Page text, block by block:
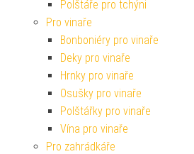
Polštáře pro tchýni
Pro vinaře
Bonboniéry pro vinaře
Deky pro vinaře
Hrnky pro vinaře
Osušky pro vinaře
Polštářky pro vinaře
Vína pro vinaře
Pro zahrádkáře